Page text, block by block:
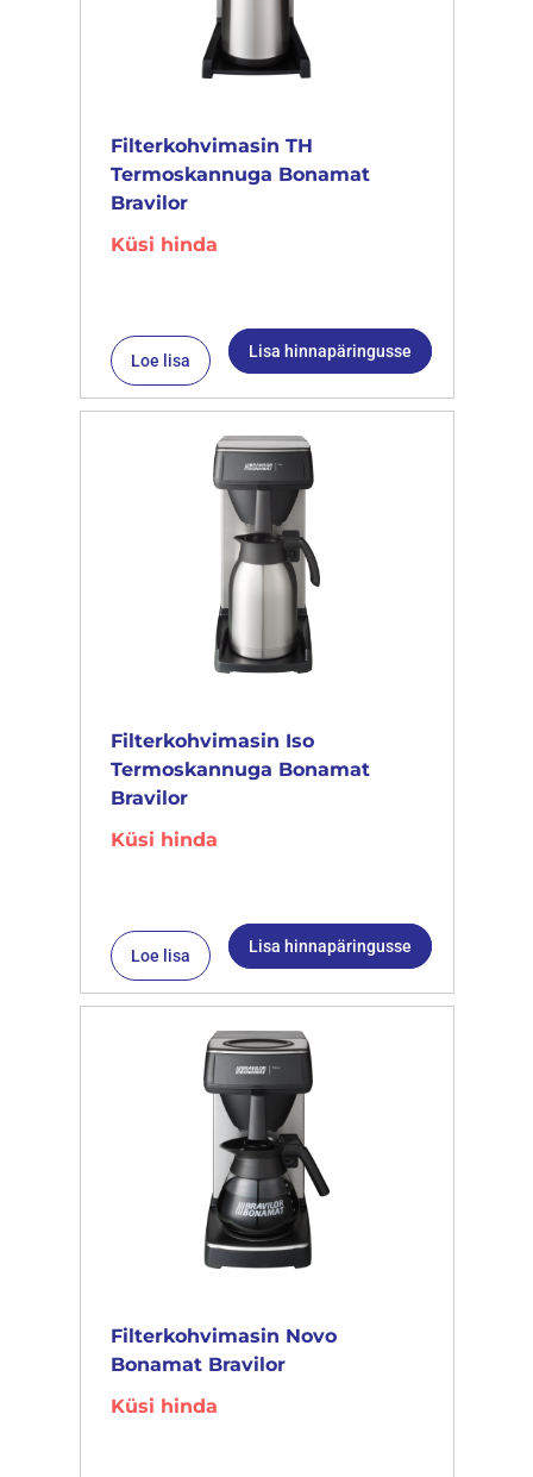
Filterkohvimasin TH
Termoskannuga Bonamat
Bravilor
Küsi hinda
Loe lisa Lisa hinnapäringusse
Filterkohvimasin Iso
Termoskannuga Bonamat
Bravilor
Küsi hinda
Loe lisa Lisa hinnapäringusse
Filterkohvimasin Novo
Bonamat Bravilor
Küsi hinda